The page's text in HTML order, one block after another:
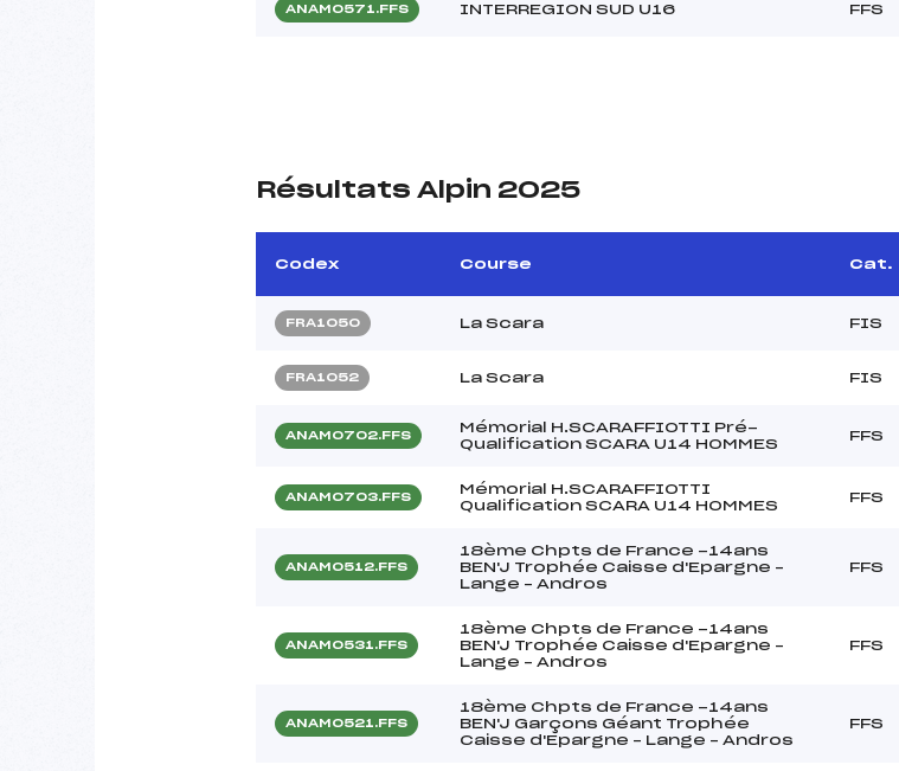
ANAM0571.FFS INTERREGION SUD U16 FFS
Résultats Alpin 2025
Codex Course Cat.
FRA1050 La Scara FIS
FRA1052 La Scara FIS
ANAM0702.FFS
Mémorial H.SCARAFFIOTTI Pré-
Qualification SCARA U14 HOMMES
FFS
ANAM0703.FFS
Mémorial H.SCARAFFIOTTI
Qualification SCARA U14 HOMMES
FFS
ANAM0512.FFS
18ème Chpts de France -14ans
BEN'J Trophée Caisse d'Epargne –
Lange – Andros
FFS
ANAM0531.FFS
18ème Chpts de France -14ans
BEN'J Trophée Caisse d'Epargne –
Lange – Andros
FFS
ANAM0521.FFS
18ème Chpts de France -14ans
BEN'J Garçons Géant Trophée
Caisse d'Epargne – Lange – Andros
FFS